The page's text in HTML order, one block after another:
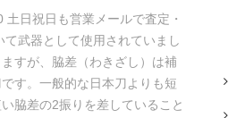
日祝日も営業メールで査定・
武器として使用されていまし
すが、脇差（わきざし）は補
す。一般的な日本刀よりも短
脇差の2振りを差していること